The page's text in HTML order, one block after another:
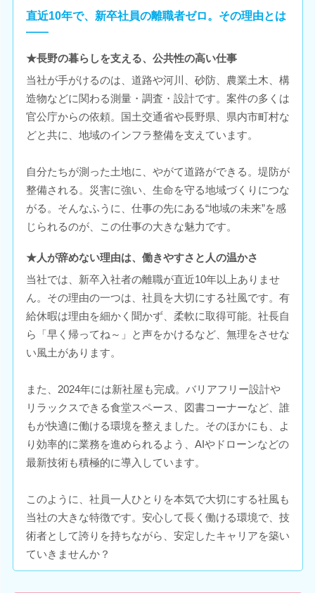
直近10年で、新卒社員の離職者ゼロ。その理由とは
――
★長野の暮らしを支える、公共性の高い仕事
当社が手がけるのは、道路や河川、砂防、農業土木、構
造物などに関わる測量・調査・設計です。案件の多くは
官公庁からの依頼。国土交通省や長野県、県内市町村な
どと共に、地域のインフラ整備を支えています。
自分たちが測った土地に、やがて道路ができる。堤防が
整備される。災害に強い、生命を守る地域づくりにつな
がる。そんなふうに、仕事の先にある“地域の未来”を感
じられるのが、この仕事の大きな魅力です。
★人が辞めない理由は、働きやすさと人の温かさ
当社では、新卒入社者の離職が直近10年以上ありませ
ん。その理由の一つは、社員を大切にする社風です。有
給休暇は理由を細かく聞かず、柔軟に取得可能。社長自
ら「早く帰ってね～」と声をかけるなど、無理をさせな
い風土があります。
また、2024年には新社屋も完成。バリアフリー設計や
リラックスできる食堂スペース、図書コーナーなど、誰
もが快適に働ける環境を整えました。そのほかにも、よ
り効率的に業務を進められるよう、AIやドローンなどの
最新技術も積極的に導入しています。
このように、社員一人ひとりを本気で大切にする社風も
当社の大きな特徴です。安心して長く働ける環境で、技
術者として誇りを持ちながら、安定したキャリアを築い
ていきませんか？